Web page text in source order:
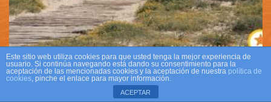
Strand von Garrofera ( Johanisbrotbaum)
2, 1, 46012 València, Valencia, España
Besetzung:Mittelstarke
Este sitio web utiliza cookies para que usted tenga la mejor experiencia de
usuario. Si continúa navegando está dando su consentimiento para la
aceptación de las mencionadas cookies y la aceptación de nuestra política de
cookies, pinche el enlace para mayor información.
ACEPTAR